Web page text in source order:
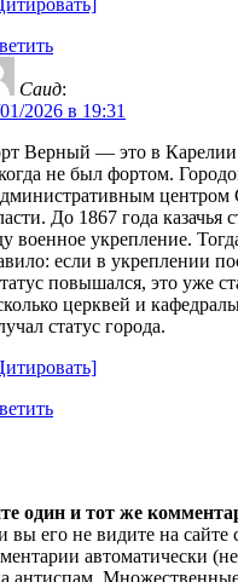
Саид:
2026 в 19:31
Верный — это в
не был фортом.
центром
До 1867 года казачья
военное укрепление.
если в укреплении
повышался, это уже
церквей и
статус города.
один и тот же
вы его не видите на сайте
автоматически
антиспам.